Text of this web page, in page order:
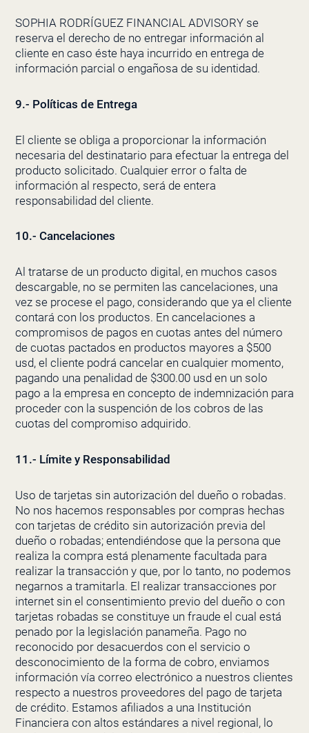
SOPHIA RODRÍGUEZ FINANCIAL ADVISORY se
reserva el derecho de no entregar información al
cliente en caso éste haya incurrido en entrega de
información parcial o engañosa de su identidad.
9.- Políticas de Entrega
El cliente se obliga a proporcionar la información
necesaria del destinatario para efectuar la entrega del
producto solicitado. Cualquier error o falta de
información al respecto, será de entera
responsabilidad del cliente.
10.- Cancelaciones
Al tratarse de un producto digital, en muchos casos
descargable, no se permiten las cancelaciones, una
vez se procese el pago, considerando que ya el cliente
contará con los productos. En cancelaciones a
compromisos de pagos en cuotas antes del número
de cuotas pactados en productos mayores a $500
usd, el cliente podrá cancelar en cualquier momento,
pagando una penalidad de $300.00 usd en un solo
pago a la empresa en concepto de indemnización para
proceder con la suspención de los cobros de las
cuotas del compromiso adquirido.
11.- Límite y Responsabilidad
Uso de tarjetas sin autorización del dueño o robadas.
No nos hacemos responsables por compras hechas
con tarjetas de crédito sin autorización previa del
dueño o robadas; entendiéndose que la persona que
realiza la compra está plenamente facultada para
realizar la transacción y que, por lo tanto, no podemos
negarnos a tramitarla. El realizar transacciones por
internet sin el consentimiento previo del dueño o con
tarjetas robadas se constituye un fraude el cual está
penado por la legislación panameña. Pago no
reconocido por desacuerdos con el servicio o
desconocimiento de la forma de cobro, enviamos
información vía correo electrónico a nuestros clientes
respecto a nuestros proveedores del pago de tarjeta
de crédito. Estamos afiliados a una Institución
Financiera con altos estándares a nivel regional, lo